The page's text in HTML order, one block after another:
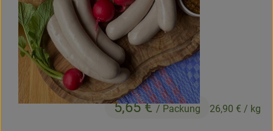
Baked goods
Natural products
Beverages
Vouchers & Gift Ideas5,65 €/ Packung 26,90 € / kg